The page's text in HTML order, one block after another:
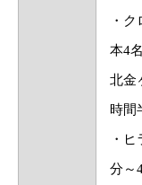
・
本4名
北金
時間
・
分～